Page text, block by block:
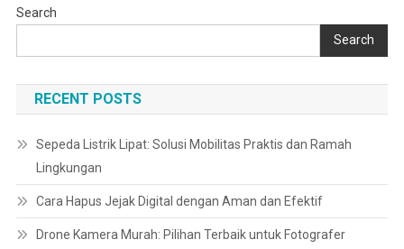
Search
Search
RECENT POSTS
Sepeda Listrik Lipat: Solusi Mobilitas Praktis dan Ramah
Lingkungan
Cara Hapus Jejak Digital dengan Aman dan Efektif
Drone Kamera Murah: Pilihan Terbaik untuk Fotografer